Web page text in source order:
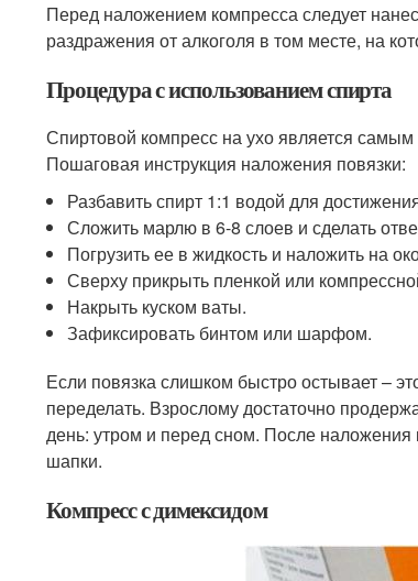
Перед наложением компресса следует
раздражения от алкоголя в том месте, на
Процедура с использованием спирта
Спиртовой компресс на ухо является
Пошаговая инструкция наложения повязки:
Разбавить спирт 1:1 водой для
Сложить марлю в 6-8 слоев и сделать
Погрузить ее в жидкость и наложить на
Сверху прикрыть пленкой или
Накрыть куском ваты.
Зафиксировать бинтом или шарфом.
Если повязка слишком быстро остывает –
переделать. Взрослому достаточно
день: утром и перед сном. После
шапки.
Компресс с димексидом